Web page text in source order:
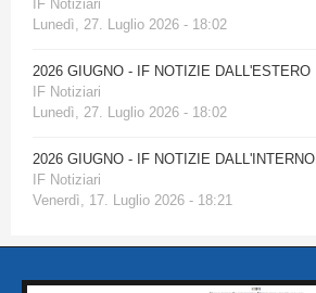
IF Notiziari
Lunedì, 27. Luglio 2026 - 18:02
2026 GIUGNO - IF NOTIZIE DALL'ESTERO
IF Notiziari
Lunedì, 27. Luglio 2026 - 18:02
2026 GIUGNO - IF NOTIZIE DALL'INTERNO
IF Notiziari
Venerdì, 17. Luglio 2026 - 18:21